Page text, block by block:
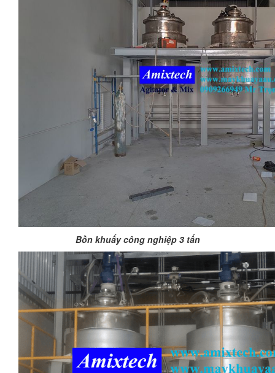
Bồn khuấy công nghiệp 3 tấn